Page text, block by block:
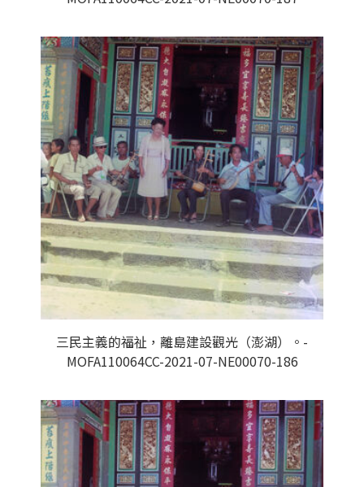
三民主義的福祉，離島建設觀光（澎湖）。-
MOFA110064CC-2021-07-NE00070-186